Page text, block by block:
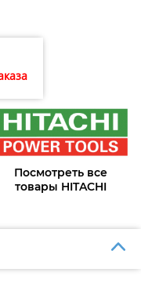
Посмотреть все
товары HITACHI